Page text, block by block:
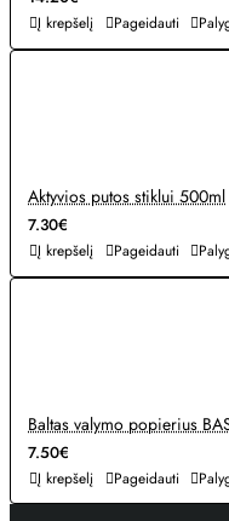
Į krepšelį Pageidauti
Aktyvios putos stiklui 500ml
7.30€
Į krepšelį Pageidauti
Baltas valymo popierius
7.50€
Į krepšelį Pageidauti